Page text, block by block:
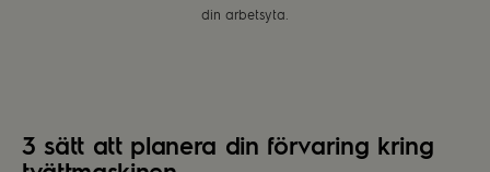
din arbetsyta.
3 sätt att planera din förvaring kring